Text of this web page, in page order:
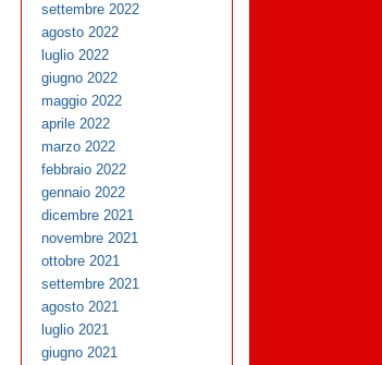
settembre 2022
agosto 2022
luglio 2022
giugno 2022
maggio 2022
aprile 2022
marzo 2022
febbraio 2022
gennaio 2022
dicembre 2021
novembre 2021
ottobre 2021
settembre 2021
agosto 2021
luglio 2021
giugno 2021